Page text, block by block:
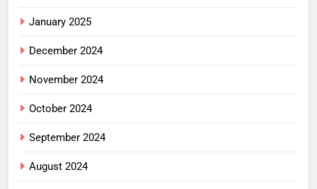
January 2025
December 2024
November 2024
October 2024
September 2024
August 2024